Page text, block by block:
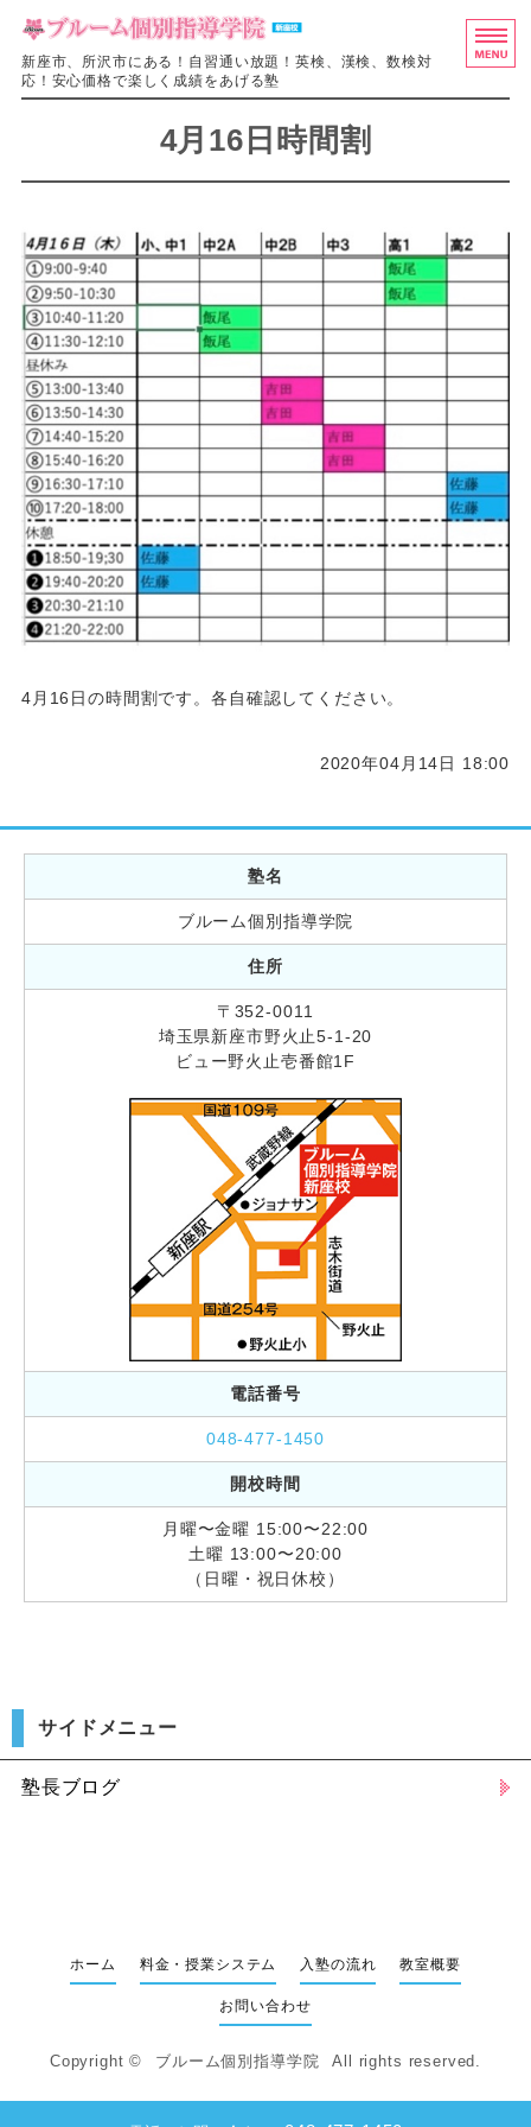
ブルーム個
新座市、所沢市にある！自習通い放題！英検、漢検、数検対
応！安心価格で楽しく成績をあげる塾
料金・授業システム
入塾の流れ
教室概要
お問い合わせ
4月16日時間割
4月16日の時間割です。各自確認してください。
2020年04月14日 18:00
塾名
ブルーム個別指導学院
住所
〒352-0011
埼玉県新座市野火止5-1-20
ビュー野火止壱番館1F
電話番号
048-477-1450
開校時間
月曜〜金曜 15:00〜22:00
土曜 13:00〜20:00
（日曜・祝日休校）
サイドメニュー
塾長ブログ
ホーム 料金・授業システム 入塾の流れ 教室概要
お問い合わせ
Copyright © ブルーム個別指導学院 All rights reserved.